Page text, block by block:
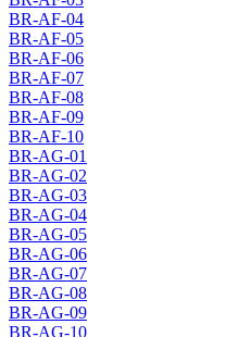
BR-AF-04
BR-AF-05
BR-AF-06
BR-AF-07
BR-AF-08
BR-AF-09
BR-AF-10
BR-AG-01
BR-AG-02
BR-AG-03
BR-AG-04
BR-AG-05
BR-AG-06
BR-AG-07
BR-AG-08
BR-AG-09
BR-AG-10